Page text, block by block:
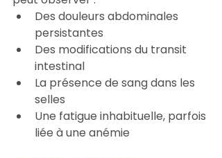
Des douleurs abdominales
persistantes
Des modifications du transit
intestinal
La présence de sang dans les
selles
Une fatigue inhabituelle, parfois
liée à une anémie